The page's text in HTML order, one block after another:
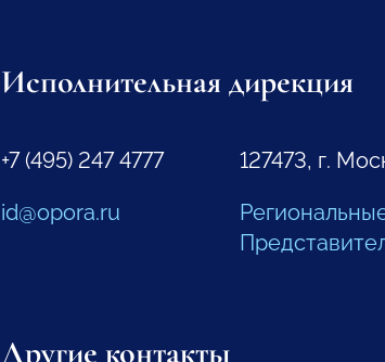
Исполнительная дирекция
+7 (495) 247 4777
id@opora.ru
127473, г.
Другие контакты